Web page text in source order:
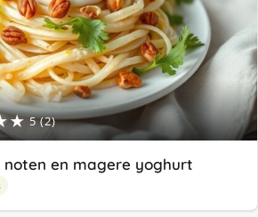
5 (2)
en magere yoghurt